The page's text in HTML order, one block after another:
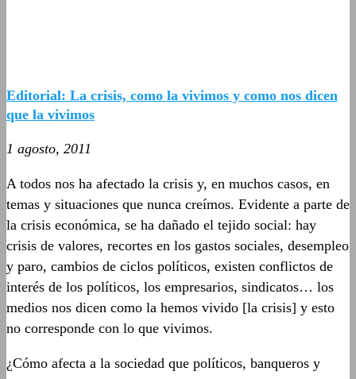
Editorial: La crisis, como la vivimos y como nos dicen
que la vivimos
1 agosto, 2011
A todos nos ha afectado la crisis y, en muchos casos, en
temas y situaciones que nunca creímos. Evidente a parte de
la crisis económica, se ha dañado el tejido social: hay
crisis de valores, recortes en los gastos sociales, desempleo
y paro, cambios de ciclos políticos, existen conflictos de
interés de los políticos, los empresarios, sindicatos… los
medios nos dicen como la hemos vivido [la crisis] y esto
no corresponde con lo que vivimos.
¿Cómo afecta a la sociedad que políticos, banqueros y